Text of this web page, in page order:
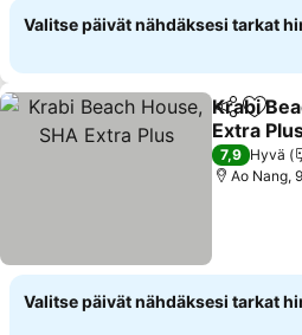
Valitse päivät nähdäksesi tarkat
Jaa
Krabi
Extra
7,9 Hyvä
Ao Nang,
Valitse päivät nähdäksesi tarkat